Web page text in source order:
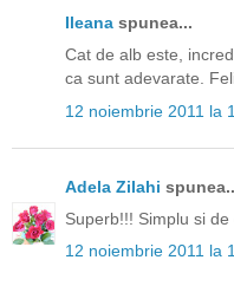
Ileana spunea...
Cat de alb este,
ca sunt adevarate.
12 noiembrie 2011 la
Adela Zilahi
Superb!!! Simplu si
12 noiembrie 2011 la